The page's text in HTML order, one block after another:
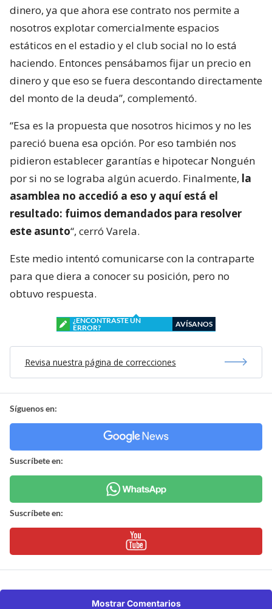
dinero, ya que ahora ese contrato nos permite a
nosotros explotar comercialmente espacios
estáticos en el estadio y el club social no lo está
haciendo. Entonces pensábamos fijar un precio en
dinero y que eso se fuera descontando directamente
del monto de la deuda”, complementó.
“Esa es la propuesta que nosotros hicimos y no les
pareció buena esa opción. Por eso también nos
pidieron establecer garantías e hipotecar Nonguén
por si no se lograba algún acuerdo. Finalmente, la
asamblea no accedió a eso y aquí está el
resultado: fuimos demandados para resolver
este asunto“, cerró Varela.
Este medio intentó comunicarse con la contraparte
para que diera a conocer su posición, pero no
obtuvo respuesta.
¿ENCONTRASTE UN
ERROR?
AVÍSANOS
Revisa nuestra página de correcciones
Síguenos en:
Suscríbete en:
Suscríbete en:
Mostrar Comentarios